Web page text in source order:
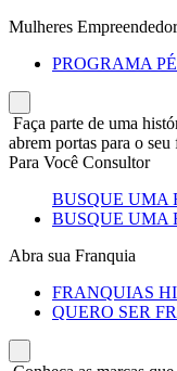
Mulheres
PROGRAMA
Faça parte de uma
abrem portas para o seu
Para Você Consultor
BUSQUE UMA
BUSQUE UMA
Abra sua Franquia
FRANQUIAS
QUERO SER